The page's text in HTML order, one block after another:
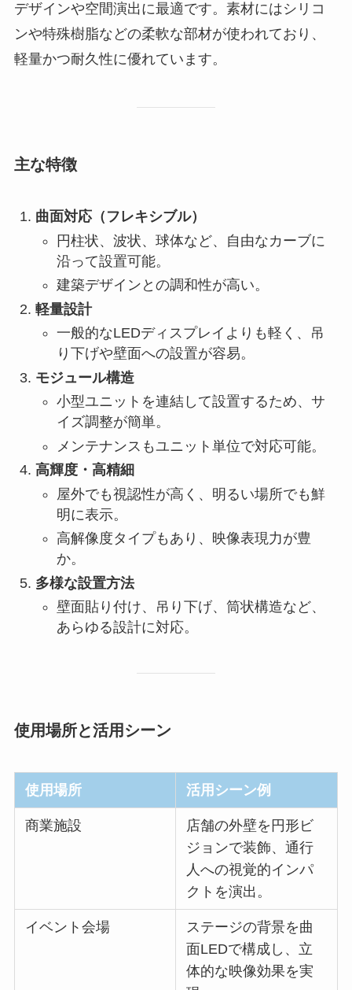
デザインや空間演出に最適です。素材にはシリコ
ンや特殊樹脂などの柔軟な部材が使われており、
軽量かつ耐久性に優れています。
主な特徴
曲面対応（フレキシブル）
円柱状、波状、球体など、自由なカーブに
沿って設置可能。
建築デザインとの調和性が高い。
軽量設計
一般的なLEDディスプレイよりも軽く、吊
り下げや壁面への設置が容易。
モジュール構造
小型ユニットを連結して設置するため、サ
イズ調整が簡単。
メンテナンスもユニット単位で対応可能。
高輝度・高精細
屋外でも視認性が高く、明るい場所でも鮮
明に表示。
高解像度タイプもあり、映像表現力が豊
か。
多様な設置方法
壁面貼り付け、吊り下げ、筒状構造など、
あらゆる設計に対応。
使用場所と活用シーン
使用場所 活用シーン例
商業施設
店舗の外壁を円形ビ
ジョンで装飾、通行
人への視覚的インパ
クトを演出。
イベント会場
ステージの背景を曲
面LEDで構成し、立
体的な映像効果を実